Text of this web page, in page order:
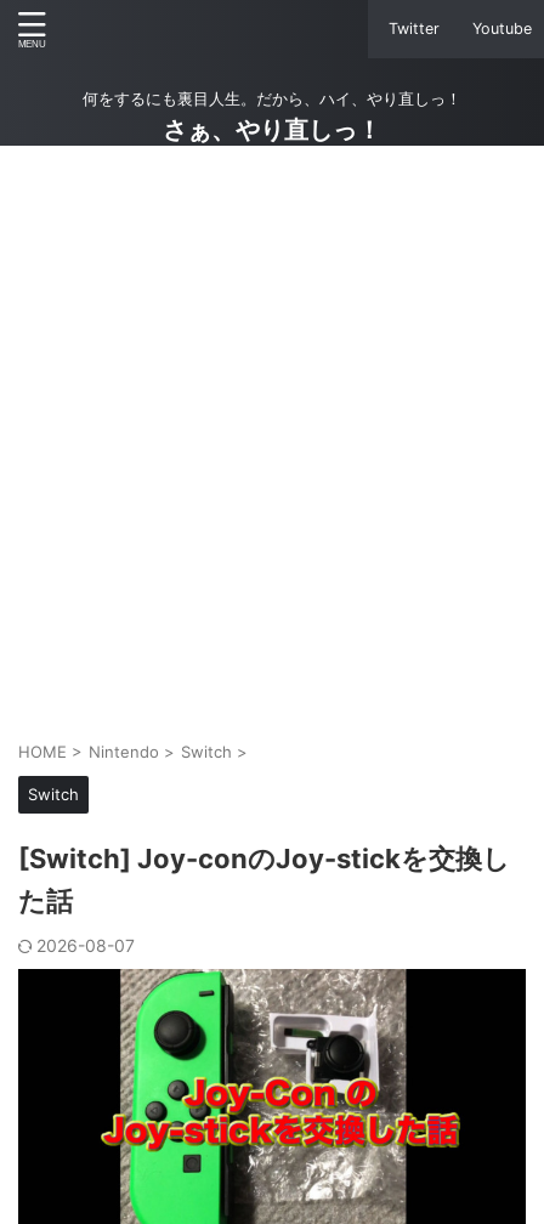
Twitter Youtube
何をするにも裏目人生。だから、ハイ、やり直しっ！
さぁ、やり直しっ！
HOME > Nintendo > Switch >
Switch
[Switch] Joy-conのJoy-stickを交換し
た話
2026-08-07